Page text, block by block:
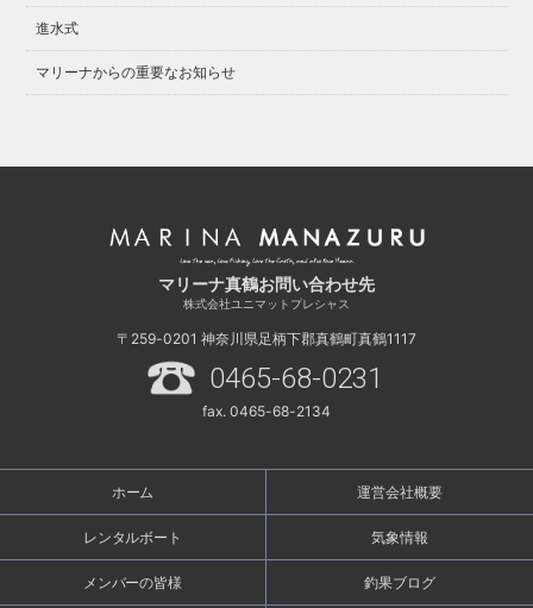
進水式
マリーナからの重要なお知らせ
マリーナ真鶴お問い合わせ先
株式会社ユニマットプレシャス
〒259-0201 神奈川県足柄下郡真鶴町真鶴1117
0465-68-0231
fax. 0465-68-2134
ホーム 運営会社概要
レンタルボート 気象情報
メンバーの皆様 釣果ブログ